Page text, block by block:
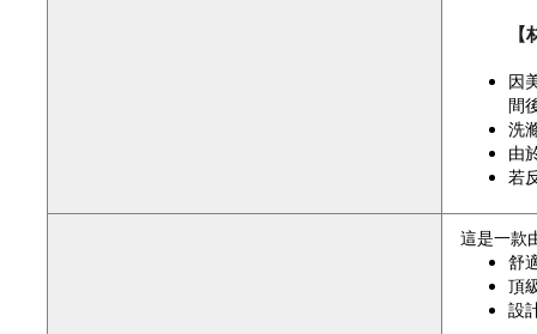
因
間
洗
由
若
這是一款
舒
頂
設